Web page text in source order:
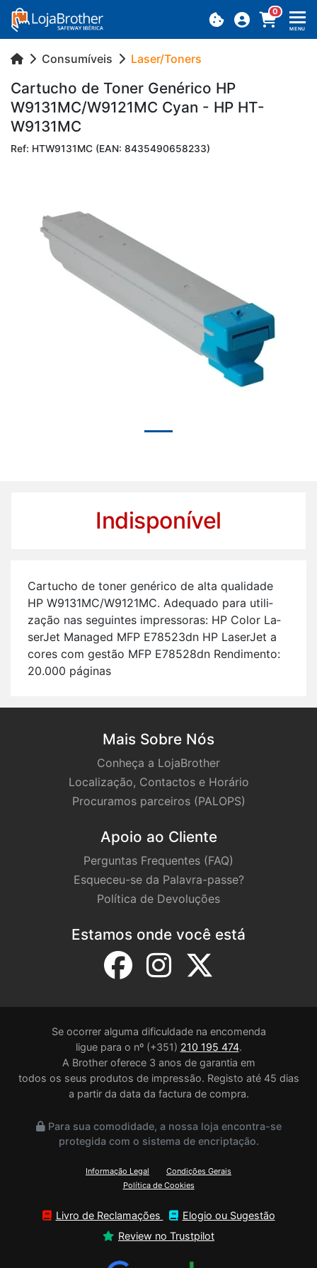
0
MENU
Consumíveis Laser/Toners
Car­tucho de Toner Ge­né­rico HP
W9131MC/W9121MC Cyan - HP HT-
W9131MC
Ref: HTW9131MC (EAN: 8435490658233)
Indisponível
Car­tucho de toner ge­né­rico de alta qua­li­dade
HP W9131MC/W9121MC. Ade­quado para uti­li­
zação nas se­guintes im­pres­soras: HP Color La­
serJet Ma­naged MFP E78523dn HP La­serJet a
cores com gestão MFP E78528dn Ren­di­mento:
20.000 pá­ginas
Mais Sobre Nós
Conheça a LojaBrother
Localização, Contactos e Horário
Procuramos parceiros (PALOPS)
Apoio ao Cliente
Perguntas Frequentes (FAQ)
Esqueceu-se da Palavra-passe?
Política de Devoluções
Estamos onde você está
Se ocorrer alguma dificuldade na encomenda
ligue para o nº (+351) 210 195 474.
A Brother oferece 3 anos de garantia em
todos os seus produtos de impressão. Registo até 45 dias
a partir da data da factura de compra.
Para sua comodidade, a nossa loja encontra-se
protegida com o sistema de encriptação.
Informação Legal
Condições Gerais
Política de Cookies
Livro de Reclamações
Elogio ou Sugestão
Review no Trustpilot